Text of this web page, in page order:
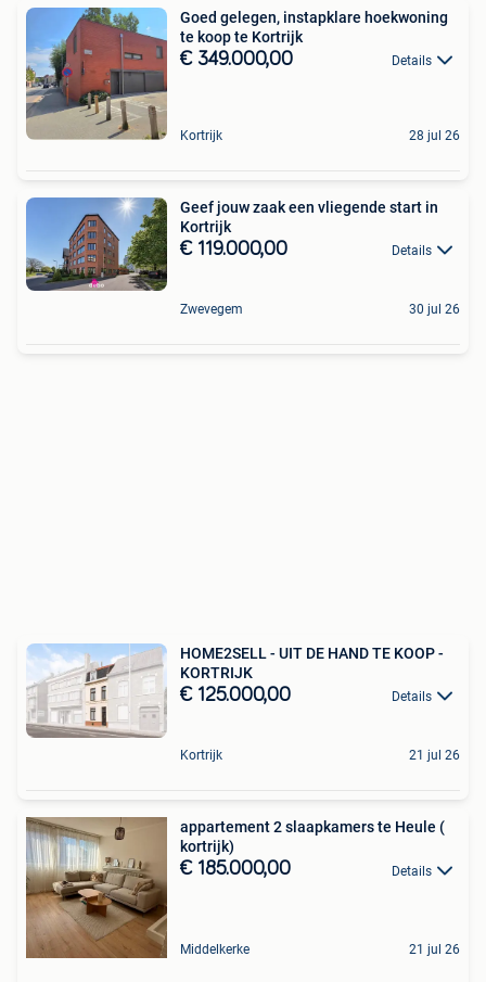
Goed gelegen, instapklare hoekwoning
te koop te Kortrijk
€ 349.000,00 Details
Kortrijk 28 jul 26
Geef jouw zaak een vliegende start in
Kortrijk
€ 119.000,00 Details
Zwevegem 30 jul 26
HOME2SELL - UIT DE HAND TE KOOP -
KORTRIJK
€ 125.000,00 Details
Kortrijk 21 jul 26
appartement 2 slaapkamers te Heule (
kortrijk)
€ 185.000,00 Details
Middelkerke 21 jul 26